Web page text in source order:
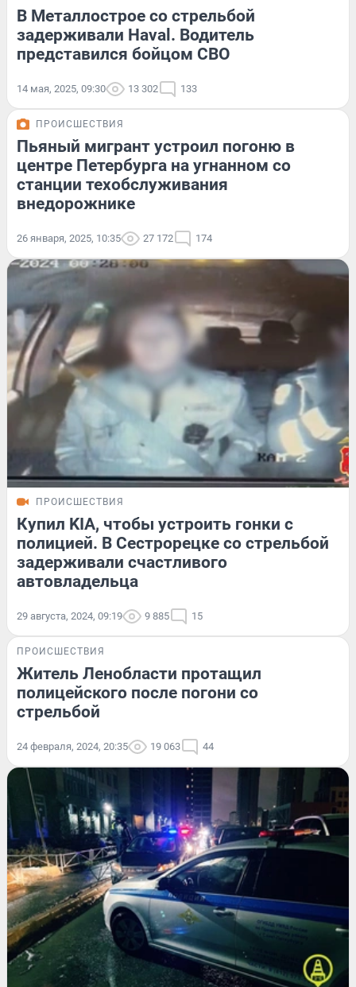
В Металлострое со стрельбой
задерживали Haval. Водитель
представился бойцом СВО
14 мая, 2025, 09:30 13 302 133
ПРОИСШЕСТВИЯ
Пьяный мигрант устроил погоню в
центре Петербурга на угнанном со
станции техобслуживания
внедорожнике
26 января, 2025, 10:35 27 172 174
ПРОИСШЕСТВИЯ
Купил KIA, чтобы устроить гонки с
полицией. В Сестрорецке со стрельбой
задерживали счастливого
автовладельца
29 августа, 2024, 09:19 9 885 15
ПРОИСШЕСТВИЯ
Житель Ленобласти протащил
полицейского после погони со
стрельбой
24 февраля, 2024, 20:35 19 063 44